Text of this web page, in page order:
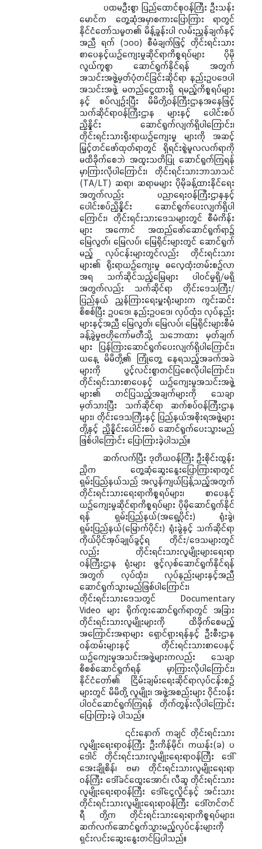
ပထမဦးစွာ ပြည်ထောင်စုဝန်ကြီး ဦးသန်း
မောင်က တွေ့ဆုံအမှာစကားပြောကြား ရာတွင်
နိုင်ငံတော်သမ္မတ၏ မိန့်ခွန်းပါ လမ်းညွှန်ချက်နှင့်
အညီ ရက် (၁၀၀) စီမံချက်ဖြင့် တိုင်းရင်းသား
စာပေနှင့်ယဉ်ကျေးမှုဆိုင်ရာကိစ္စရပ်များ ပိုမို
လွယ်ကူစွာ ဆောင်ရွက်နိုင်ရန် အတွက်
အသင်းအဖွဲ့မှတ်ပုံတင်ခြင်းဆိုင်ရာ နည်းဥပဒေပါ
အသင်းအဖွဲ့ မတည်ငွေထားရှိ ရမည့်ကိစ္စရပ်များ
နှင့် စပ်လျဉ်းပြီး မိမိတို့ဝန်ကြီးဌာနအနေဖြင့်
သက်ဆိုင်ရာဝန်ကြီးဌာန များနှင့် ပေါင်းစပ်
ညှိနှိုင်း ဆောင်ရွက်လျက်ရှိပါကြောင်း၊
တိုင်းရင်းသားရိုးရာယဉ်ကျေးမှု များကို အဆင့်
မြှင့်တင်ဖော်ထုတ်ရာတွင် ရှိရင်းစွဲမူလလက်ရာကို
မထိခိုက်စေဘဲ အထူးသတိပြု ဆောင်ရွက်ကြရန်
မှာကြားလိုပါကြောင်း၊ တိုင်းရင်းသားဘာသာသင်
(TA/LT) ဆရာ၊ ဆရာမများ ပိုမိုခန့်ထားနိုင်ရေး
အတွက်လည်း ပညာရေးဝန်ကြီးဌာနနှင့်
ပေါင်းစပ်ညှိနှိုင်း ဆောင်ရွက်ပေးလျက်ရှိပါ
ကြောင်း၊ တိုင်းရင်းသားဒေသများတွင် စီမံကိန်း
များ အကောင် အထည်ဖော်ဆောင်ရွက်ရာ၌
မြေလွတ်၊ မြေလပ်၊ မြေရိုင်းများတွင် ဆောင်ရွက်
မည့် လုပ်ငန်းများတွင်လည်း တိုင်းရင်းသား
များ၏ ရိုးရာယဉ်ကျေးမှု ဓလေ့ထုံးတမ်းစဉ်လာ
အရ သက်ဆိုင်သည့်မြေများ ပါဝင်မှုရှိ/မရှိ
အတွက်လည်း သက်ဆိုင်ရာ တိုင်းဒေသကြီး/
ပြည်နယ် ညွှန်ကြားရေးမှူးရုံးများက ကွင်းဆင်း
စိစစ်ပြီး ဥပဒေ၊ နည်းဥပဒေ၊ လုပ်ထုံး၊ လုပ်နည်း
များနှင့်အညီ မြေလွတ်၊ မြေလပ်၊ မြေရိုင်းများစီမံ
ခန့်ခွဲမှုဗဟိုကော်မတီသို့ သဘောထား မှတ်ချက်
များ ပြန်ကြားဆောင်ရွက်ပေးလျက်ရှိပါကြောင်း၊
ယနေ့ မိမိတို့၏ ကြုံတွေ့ နေရသည့်အခက်အခဲ
များကို ပွင့်လင်းစွာတင်ပြစေလိုပါကြောင်း၊
တိုင်းရင်းသားစာပေနှင့် ယဉ်ကျေးမှုအသင်းအဖွဲ့
များ၏ တင်ပြသည့်အချက်များကို သေချာ
မှတ်သားပြီး သက်ဆိုင်ရာ ဆက်စပ်ဝန်ကြီးဌာန
များ၊ တိုင်းဒေသကြီးနှင့် ပြည်နယ်အစိုးရအဖွဲ့များ
တို့နှင့် ညှိနှိုင်းပေါင်းစပ် ဆောင်ရွက်ပေးသွားမည်
ဖြစ်ပါကြောင်း ပြောကြားခဲ့ပါသည်။
ဆက်လက်ပြီး ဒုတိယဝန်ကြီး ဦးစိုင်းထွန်း
ညိုက တွေ့ဆုံဆွေးနွေးပြောကြားရာတွင်
ရှမ်းပြည်နယ်သည် အလွန်ကျယ်ပြန့်သည့်အတွက်
တိုင်းရင်းသားရေးရာကိစ္စရပ်များ၊ စာပေနှင့်
ယဉ်ကျေးမှုဆိုင်ရာကိစ္စရပ်များ ပိုမိုဆောင်ရွက်နိုင်
ရန် ရှမ်းပြည်နယ်(အရှေ့ပိုင်း) ရုံးခွဲ၊
ရှမ်းပြည်နယ်(မြောက်ပိုင်း) ရုံးခွဲနှင့် သက်ဆိုင်ရာ
ကိုယ်ပိုင်အုပ်ချုပ်ခွင့်ရ တိုင်း/ဒေသများတွင်
လည်း တိုင်းရင်းသားလူမျိုးများရေးရာ
ဝန်ကြီးဌာန ရုံးများ ဖွင့်လှစ်ဆောင်ရွက်နိုင်ရန်
အတွက် လုပ်ထုံး၊ လုပ်နည်းများနှင့်အညီ
ဆောင်ရွက်သွားမည်ဖြစ်ပါကြောင်း၊
တိုင်းရင်းသားဒေသတွင် Documentary
Video များ ရိုက်ကူးဆောင်ရွက်ရာတွင် အခြား
တိုင်းရင်းသားလူမျိုးများကို ထိခိုက်စေမည့်
အကြောင်းအရာများ ရှောင်ရှားရန်နှင့် ဦးစီးဌာန
ဝန်ထမ်းများနှင့် တိုင်းရင်းသားစာပေနှင့်
ယဉ်ကျေးမှုအသင်းအဖွဲ့များကလည်း သေချာ
စိစစ်ဆောင်ရွက်ရန် မှာကြားလိုပါကြောင်း၊
နိုင်ငံတော်၏ ငြိမ်းချမ်းရေးဆိုင်ရာလုပ်ငန်းစဉ်
များတွင် မိမိတို့ လူမျိုး၊ အဖွဲ့အစည်းများ ဝိုင်းဝန်း
ပါဝင်ဆောင်ရွက်ကြရန် တိုက်တွန်းလိုပါကြောင်း
ပြောကြားခဲ့ ပါသည်။
၎င်းနောက် ကချင် တိုင်းရင်းသား
လူမျိုးရေးရာဝန်ကြီး ဦးကိန်မိုင်၊ ကယန်း(ခ) ပ
ဒေါင် တိုင်းရင်းသားလူမျိုးရေးရာဝန်ကြီး ဒေါ်
အေးချိုစိန်၊ ဗမာ တိုင်းရင်းသားလူမျိုးရေးရာ
ဝန်ကြီး ဒေါ်ခင်ထွေးအောင်၊ လီဆူ တိုင်းရင်းသား
လူမျိုးရေးရာဝန်ကြီး ဒေါ်ငွေလှိုင်နှင့် အင်းသား
တိုင်းရင်းသားလူမျိုးရေးရာဝန်ကြီး ဒေါ်တင်တင်
ရီ တို့က တိုင်းရင်းသားရေးရာကိစ္စရပ်များ၊
ဆက်လက်ဆောင်ရွက်သွားမည့်လုပ်ငန်းများကို
ရှင်းလင်းဆွေးနွေးတင်ပြပါသည်။